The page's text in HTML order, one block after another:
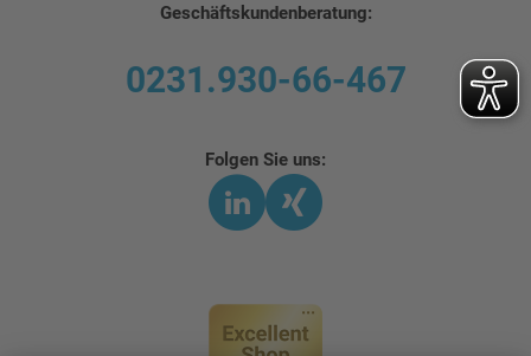
Geschäftskundenberatung:
0231.930-66-467
Folgen Sie uns:
LinkedIn